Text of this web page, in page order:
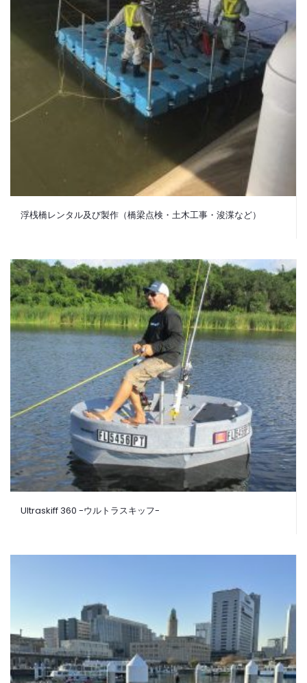
浮桟橋レンタル及び製作（橋梁点検・土木工事・浚渫など）
Ultraskiff 360 -ウルトラスキッフ-